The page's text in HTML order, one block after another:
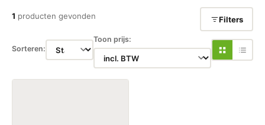
1 producten gevonden Filters
Sorteren:
Toon prijs: